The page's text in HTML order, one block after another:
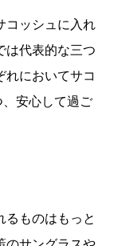
コッシュに入れ
は代表的な三つ
れにおいてサコ
安心して過ご
るものはもっと